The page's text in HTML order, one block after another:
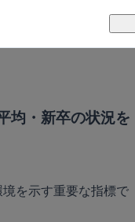
均・新卒の状況を
を示す重要な指標で